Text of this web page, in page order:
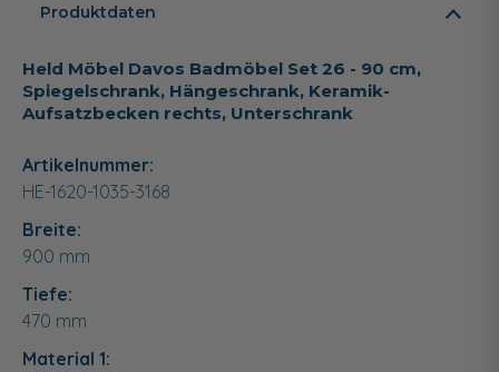
Produktdaten
Held Möbel Davos Badmöbel Set 26 - 90 cm,
Spiegelschrank, Hängeschrank, Keramik-
Aufsatzbecken rechts, Unterschrank
Artikelnummer:
HE-1620-1035-3168
Breite:
900 mm
Tiefe:
470 mm
Material 1: